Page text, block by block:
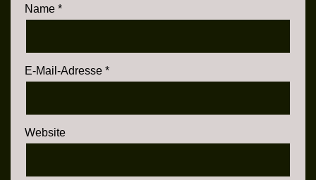
Name *
E-Mail-Adresse *
Website